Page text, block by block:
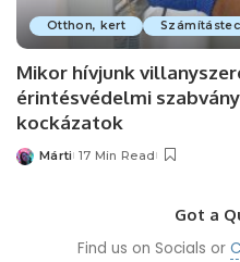
Otthon, kert
Mikor hívjunk
érintésvédelmi
kockázatok
Posted
Márti 17 Min Read
Got a
Find us on Socials or